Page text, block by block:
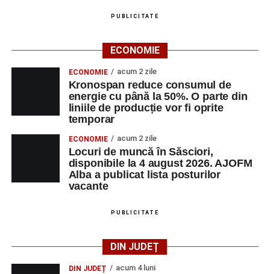
PUBLICITATE
ECONOMIE
ECONOMIE acum 2 zile
Kronospan reduce consumul de
energie cu până la 50%. O parte din
liniile de producție vor fi oprite
temporar
ECONOMIE acum 2 zile
Locuri de muncă în Săsciori,
disponibile la 4 august 2026. AJOFM
Alba a publicat lista posturilor
vacante
PUBLICITATE
DIN JUDEȚ
DIN JUDEȚ acum 4 luni